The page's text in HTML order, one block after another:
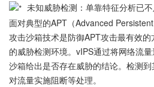
未知威胁检测：单靠特征分析已
面对典型的APT（Advanced
攻击沙箱技术是防御APT攻击最有效
的威胁检测环境。vIPS通过将网络流
沙箱给出是否存在威胁的结论。检测
对流量实施阻断等处理。